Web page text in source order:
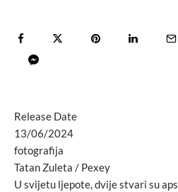
Release Date
13/06/2024
fotografija
Tatan Zuleta / Pexey
U svijetu ljepote, dvije stvari su